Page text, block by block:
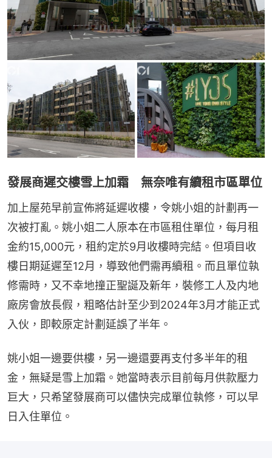
發展商遲交樓雪上加霜 無奈唯有續租市區單位
加上屋苑早前宣佈將延遲收樓，令姚小姐的計劃再一
次被打亂。姚小姐二人原本在市區租住單位，每月租
金約15,000元，租約定於9月收樓時完結。但項目收
樓日期延遲至12月，導致他們需再續租。而且單位執
修需時，又不幸地撞正聖誕及新年，裝修工人及内地
廠房會放長假，粗略估計至少到2024年3月才能正式
入伙，即較原定計劃延誤了半年。
姚小姐一邊要供樓，另一邊還要再支付多半年的租
金，無疑是雪上加霜。她當時表示目前每月供款壓力
巨大，只希望發展商可以儘快完成單位執修，可以早
日入住單位。